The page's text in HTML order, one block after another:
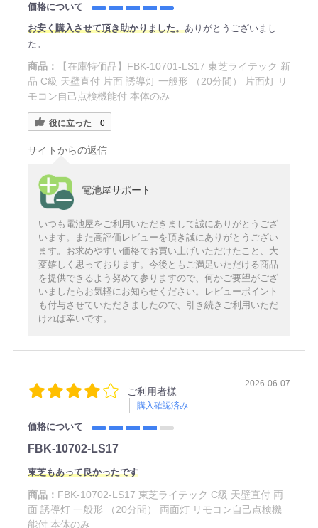
価格について
お安く購入させて頂き助かりました。ありがとうございまし
た。
商品：
【在庫特価品】FBK-10701-LS17 東芝ライテック 新
品 C級 天壁直付 片面 誘導灯 一般形 （20分間） 片面灯 リ
モコン自己点検機能付 本体のみ
役に立った 0
サイトからの返信
電池屋サポート
いつも電池屋をご利用いただきまして誠にありがとうござ
います。また高評価レビューを頂き誠にありがとうござい
ます。お求めやすい価格でお買い上げいただけたこと、大
変嬉しく思っております。今後ともご満足いただける商品
を提供できるよう努めて参りますので、何かご要望がござ
いましたらお気軽にお知らせください。レビューポイント
も付与させていただきましたので、引き続きご利用いただ
ければ幸いです。
ご利用者様
購入確認済み
2026-06-07
価格について
FBK-10702-LS17
東芝もあって良かったです
商品： FBK-10702-LS17 東芝ライテック C級 天壁直付 両
面 誘導灯 一般形 （20分間） 両面灯 リモコン自己点検機
能付 本体のみ